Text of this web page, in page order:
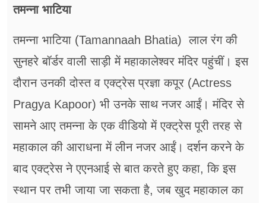
तमन्ना भाटिया
तमन्ना भाटिया (Tamannaah Bhatia) लाल रंग की
सुनहरे बॉर्डर वाली साड़ी में महाकालेश्वर मंदिर पहुंचीं। इस
दौरान उनकी दोस्त व एक्ट्रेस प्रज्ञा कपूर (Actress
Pragya Kapoor) भी उनके साथ नजर आईं। मंदिर से
सामने आए तमन्ना के एक वीडियो में एक्ट्रेस पूरी तरह से
महाकाल की आराधना में लीन नजर आईं। दर्शन करने के
बाद एक्ट्रेस ने एएनआई से बात करते हुए कहा, कि इस
स्थान पर तभी जाया जा सकता है, जब खुद महाकाल का